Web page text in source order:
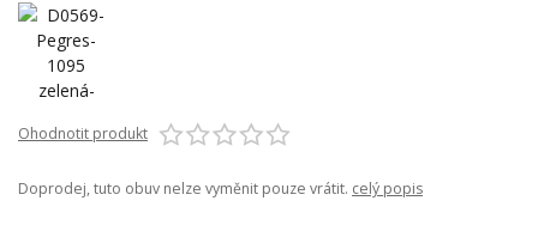
Ohodnotit produkt
Doprodej, tuto obuv nelze vyměnit pouze vrátit. celý popis